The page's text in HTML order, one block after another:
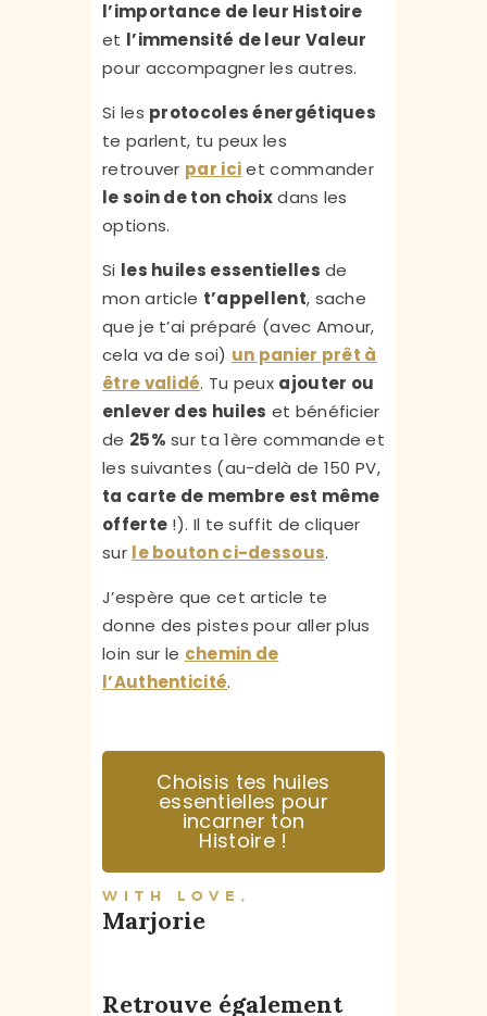
l’importance de leur Histoire
et l’immensité de leur Valeur
pour accompagner les autres.
Si les protocoles énergétiques
te parlent, tu peux les
retrouver par ici et commander
le soin de ton choixdans les
options.
Si les huiles essentielles de
mon article t’appellent, sache
que je t’ai préparé (avec Amour,
cela va de soi) un panier prêt à
être validé. Tu peux ajouter ou
enlever des huiles et bénéficier
de 25% sur ta 1ère commande et
les suivantes (au-delà de 150 PV,
ta carte de membre est même
offerte !). Il te suffit de cliquer
sur le bouton ci-dessous.
J’espère que cet article te
donne des pistes pour aller plus
loin sur le chemin de
l’Authenticité.
Choisis tes huiles
essentielles pour
incarner ton
Histoire !
WITH LOVE,
Marjorie
Retrouve également